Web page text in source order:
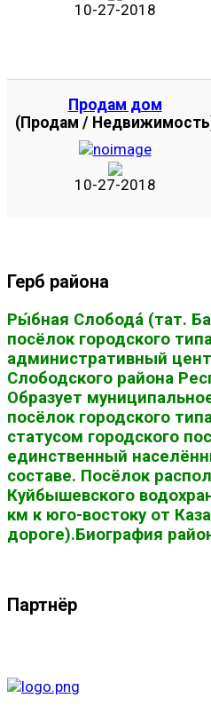
10-27-2018
Продам дом
(Продам /
10-27-2018
Герб района
Ры́бная Слобода́ (тат.
посёлок городского
административный
Слободского района
Образует
посёлок городского
статусом городского
единственный
составе. Посёлок
Куйбышевского
км к юго-востоку от
дороге).Биография
Партнёр